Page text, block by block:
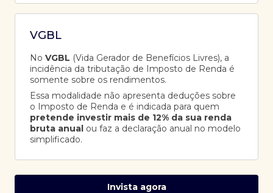
VGBL
No VGBL (Vida Gerador de Benefícios Livres), a
incidência da tributação de Imposto de Renda é
somente sobre os rendimentos.
Essa modalidade não apresenta deduções sobre
o Imposto de Renda e é indicada para quem
pretende investir mais de 12% da sua renda
bruta anual ou faz a declaração anual no modelo
simplificado.
Invista agora